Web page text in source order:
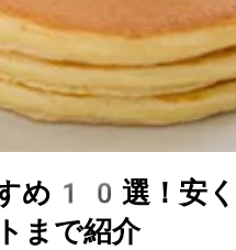
め10選！安
まで紹介